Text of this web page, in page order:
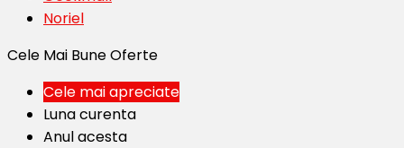
Noriel
Cele Mai Bune Oferte
Cele mai apreciate
Luna curenta
Anul acesta